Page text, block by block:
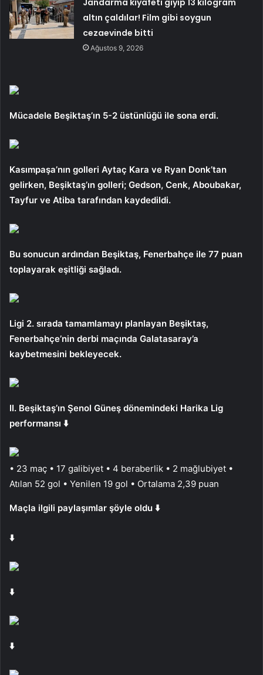
altın çaldılar! Film gibi soygun
cezaevinde bitti
Ağustos 9, 2026
Mücadele Beşiktaş’ın 5-2 üstünlüğü ile sona erdi.
Kasımpaşa’nın golleri Aytaç Kara ve Ryan Donk’tan
gelirken, Beşiktaş’ın golleri; Gedson, Cenk, Aboubakar,
Tayfur ve Atiba tarafından kaydedildi.
Bu sonucun ardından Beşiktaş, Fenerbahçe ile 77 puan
toplayarak eşitliği sağladı.
Ligi 2. sırada tamamlamayı planlayan Beşiktaş,
Fenerbahçe’nin derbi maçında Galatasaray’a
kaybetmesini bekleyecek.
II. Beşiktaş’ın Şenol Güneş dönemindeki Harika Lig
performansı ⬇️
• 23 maç • 17 galibiyet • 4 beraberlik • 2 mağlubiyet •
Atılan 52 gol • Yenilen 19 gol • Ortalama 2,39 puan
Maçla ilgili paylaşımlar şöyle oldu ⬇️
⬇️
⬇️
⬇️